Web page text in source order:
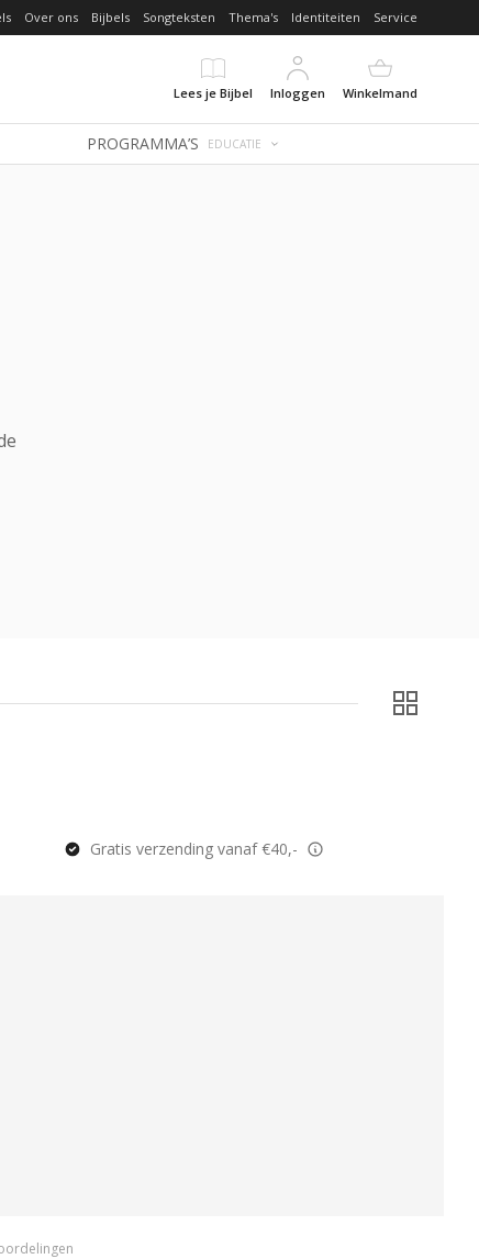
Over ons Bijbels Songteksten Thema's Identiteiten Service
Lees je Bijbel
Inloggen Winkelmand
PROGRAMMA’S EDUCATIE
Gratis verzending vanaf €40,-